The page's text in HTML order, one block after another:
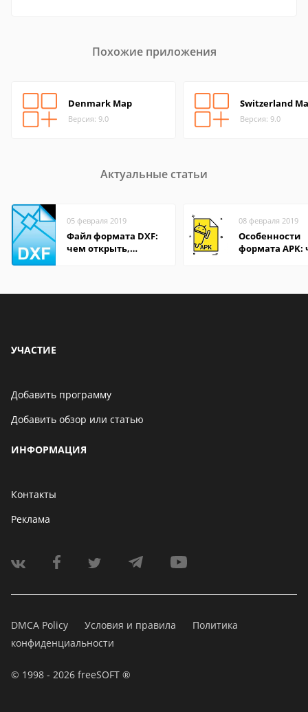
Похожие приложения
Denmark Map
Версия: 9.0
Switzerland
Версия: 9.0
Актуальные статьи
05 февраля 2019
Файл формата DXF:
чем открыть,
08 февраля 2019
Особенности
формата APK:
УЧАСТИЕ
Добавить программу
Добавить обзор или статью
ИНФОРМАЦИЯ
Контакты
Реклама
DMCA Policy Условия и правила
Политика
конфиденциальности
© 1998 - 2026 freeSOFT ®